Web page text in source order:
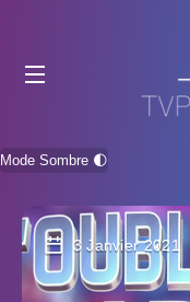
Mode Sombre 🌓
3 Janvier 2021